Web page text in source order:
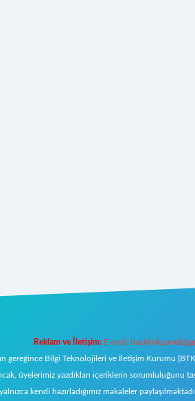
Reklam ve İletişim: E-mail:
gereğince Bilgi Teknolojileri ve İletişim Kurumu
üyelerimiz yazdıkları içeriklerin sorumluluğunu
kendi hazırladığımız makaleler